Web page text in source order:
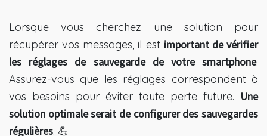
Lorsque vous cherchez une solution pour
récupérer vos messages, il est important de vérifier
les réglages de sauvegarde de votre smartphone.
Assurez-vous que les réglages correspondent à
vos besoins pour éviter toute perte future. Une
solution optimale serait de configurer des sauvegardes
régulières. 💪